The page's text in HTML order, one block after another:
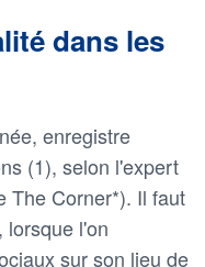
dans les
enregistre
(1), selon l'expert
The Corner*). Il faut
lorsque l'on
sur son lieu de